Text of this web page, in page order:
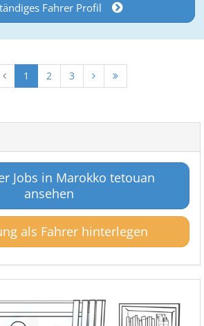
Fahrer Profil
1 2 3
Jobs in Marokko tetouan
ansehen
als Fahrer hinterlegen